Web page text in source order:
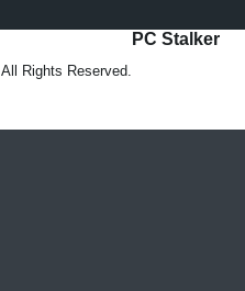
PC Stalker
All Rights Reserved.